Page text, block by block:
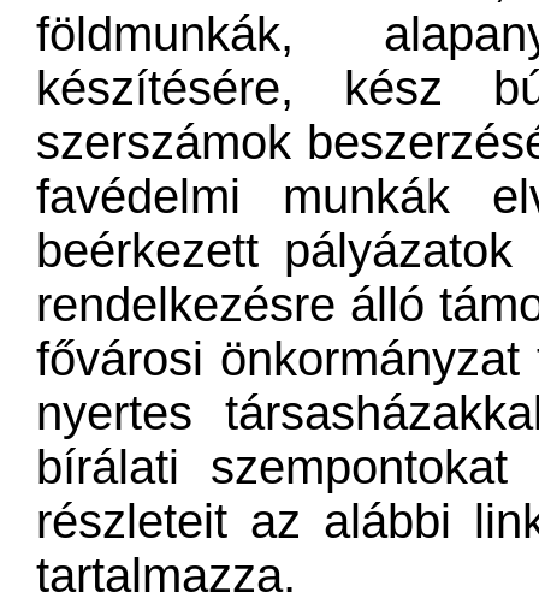
földmunkák,
készítésére, kész
szerszámok
favédelmi munkák
beérkezett
rendelkezésre álló
fővárosi
nyertes
bírálati
részleteit az alábbi
tartalmazza.